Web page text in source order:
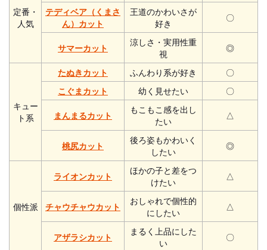
定番・
人気
テディベア（くまさ
ん）カット
王道のかわいさが
好き
〇
サマーカット
涼しさ・実用性重
視
◎
キュー
ト系
たぬきカット ふんわり系が好き
〇
こぐまカット
幼く見せたい 〇
まんまるカット
もこもこ感を出し
たい
△
桃尻カット
後ろ姿もかわいく
したい
◎
個性派
ライオンカット
ほかの子と差をつ
けたい
△
チャウチャウカット
おしゃれで個性的
にしたい
△
アザラシカット
まるく上品にした
い
〇